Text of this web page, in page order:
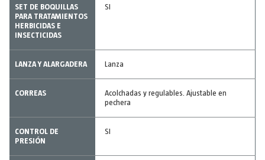
SET DE BOQUILLAS
PARA TRATAMIENTOS
HERBICIDAS E
INSECTICIDAS
SI
LANZA Y ALARGADERA Lanza
CORREAS
Acolchadas y regulables. Ajustable en
pechera
CONTROL DE
PRESIÓN
SI